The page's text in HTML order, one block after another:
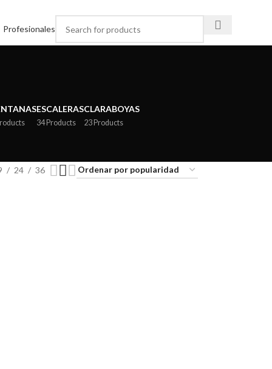
Profesionales
ESCALERAS
34 Products
CLARABOYAS
23 Products
24 36